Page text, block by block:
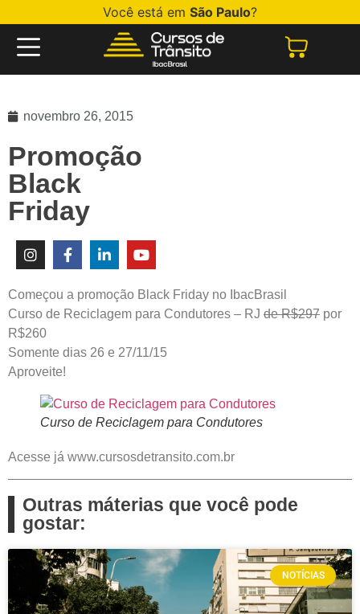
Você está em São Paulo?
novembro 26, 2015
Promoção
Black
Friday
Começou a promoção Black Friday no IbacBrasil
Curso de Reciclagem para Condutores – RJ de R$297 por
R$260
Somente dias 26 e 27/11/15
Aproveite!
Curso de Reciclagem para Condutores
Acesse já www.cursosdetransito.com.br
Outras máterias que você pode
gostar:
NOTÍCIAS